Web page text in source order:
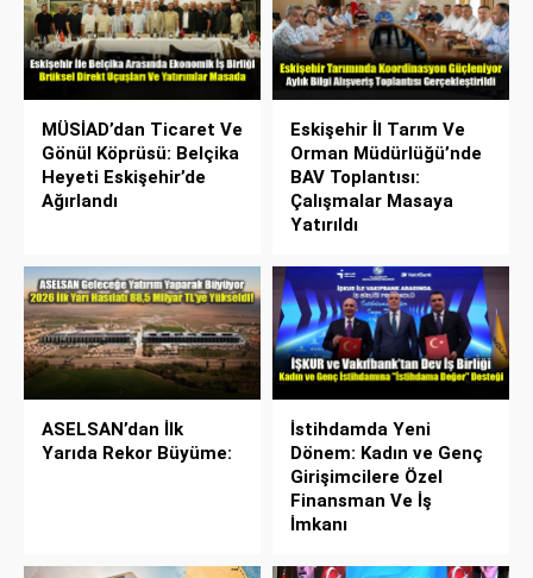
MÜSİAD’dan Ticaret Ve
Gönül Köprüsü: Belçika
Heyeti Eskişehir’de
Ağırlandı
Eskişehir İl Tarım Ve
Orman Müdürlüğü’nde
BAV Toplantısı:
Çalışmalar Masaya
Yatırıldı
ASELSAN’dan İlk
Yarıda Rekor Büyüme:
İstihdamda Yeni
Dönem: Kadın ve Genç
Girişimcilere Özel
Finansman Ve İş
İmkanı